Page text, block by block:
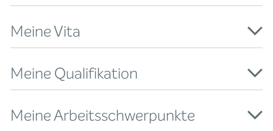
Meine Vita
Meine Qualifikation
Meine Arbeitsschwerpunkte